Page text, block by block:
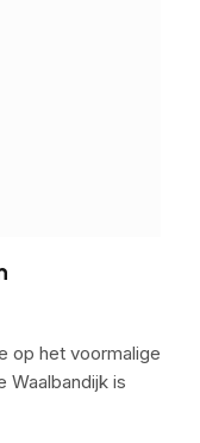
op het voormalige
Waalbandijk is